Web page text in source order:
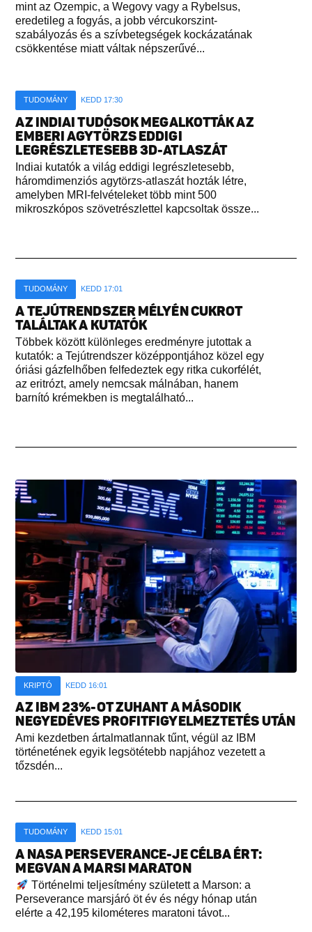
mint az Ozempic, a Wegovy vagy a Rybelsus,
eredetileg a fogyás, a jobb vércukorszint-
szabályozás és a szívbetegségek kockázatának
csökkentése miatt váltak népszerűvé...
TUDOMÁNY KEDD 17:30
AZ INDIAI TUDÓSOK MEGALKOTTÁK AZ
EMBERI AGYTÖRZS EDDIGI
LEGRÉSZLETESEBB 3D-ATLASZÁT
Indiai kutatók a világ eddigi legrészletesebb,
háromdimenziós agytörzs-atlaszát hozták létre,
amelyben MRI-felvételeket több mint 500
mikroszkópos szövetrészlettel kapcsoltak össze...
TUDOMÁNY KEDD 17:01
A TEJÚTRENDSZER MÉLYÉN CUKROT
TALÁLTAK A KUTATÓK
Többek között különleges eredményre jutottak a
kutatók: a Tejútrendszer középpontjához közel egy
óriási gázfelhőben felfedeztek egy ritka cukorfélét,
az eritrózt, amely nemcsak málnában, hanem
barnító krémekben is megtalálható...
KRIPTÓ KEDD 16:01
AZ IBM 23%-OT ZUHANT A MÁSODIK
NEGYEDÉVES PROFITFIGYELMEZTETÉS UTÁN
Ami kezdetben ártalmatlannak tűnt, végül az IBM
történetének egyik legsötétebb napjához vezetett a
tőzsdén...
TUDOMÁNY KEDD 15:01
A NASA PERSEVERANCE-JE CÉLBA ÉRT:
MEGVAN A MARSI MARATON
Történelmi teljesítmény született a Marson: a
Perseverance marsjáró öt év és négy hónap után
elérte a 42,195 kilométeres maratoni távot...